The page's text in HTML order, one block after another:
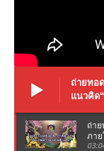
ถ่ายทอ
แนวคิด
ถ่า
ภาย